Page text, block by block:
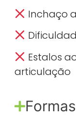
Inchaço
Estalos
articulação